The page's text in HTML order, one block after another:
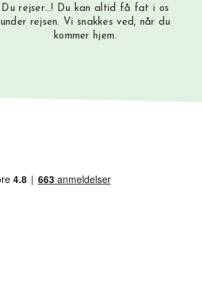
Du rejser…! Du kan altid få fat i os
under rejsen. Vi snakkes ved, når du
kommer hjem.